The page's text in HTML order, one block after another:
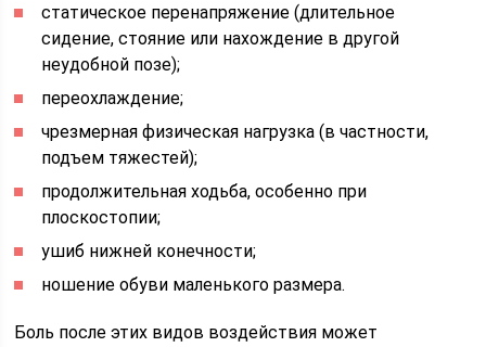
статическое перенапряжение (длительное
сидение, стояние или нахождение в другой
неудобной позе);
переохлаждение;
чрезмерная физическая нагрузка (в частности,
подъем тяжестей);
продолжительная ходьба, особенно при
плоскостопии;
ушиб нижней конечности;
ношение обуви маленького размера.
Боль после этих видов воздействия может